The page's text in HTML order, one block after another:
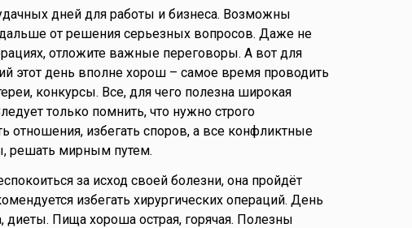
дней для работы и бизнеса. Возможны
от решения серьезных вопросов. Даже не
отложите важные переговоры. А вот для
этот день вполне хорош – самое время проводить
конкурсы. Все, для чего полезна широкая
только помнить, что нужно строго
отношения, избегать споров, а все конфликтные
решать мирным путем.
за исход своей болезни, она пройдёт
избегать хирургических операций. День
диеты. Пища хороша острая, горячая. Полезны